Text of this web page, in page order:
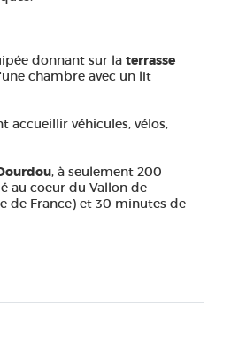
donnant sur la terrasse
chambre avec un lit
accueillir véhicules, vélos,
, à seulement 200
au coeur du Vallon de
de France) et 30 minutes de